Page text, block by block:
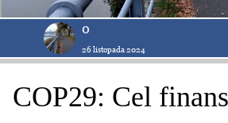
0
26 listopada 2024
COP29: Cel